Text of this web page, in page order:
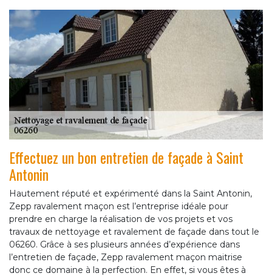
Effectuez un bon entretien de façade à Saint
Antonin
Hautement réputé et expérimenté dans la Saint Antonin,
Zepp ravalement maçon est l’entreprise idéale pour
prendre en charge la réalisation de vos projets et vos
travaux de nettoyage et ravalement de façade dans tout le
06260. Grâce à ses plusieurs années d’expérience dans
l’entretien de façade, Zepp ravalement maçon maitrise
donc ce domaine à la perfection. En effet, si vous êtes à